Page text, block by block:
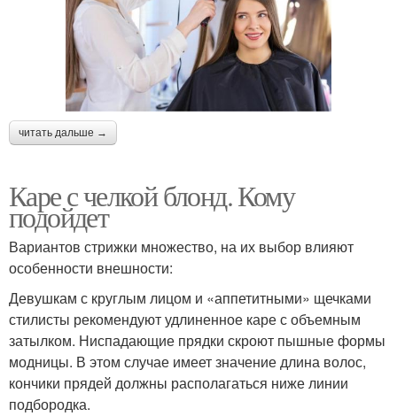
читать дальше →
Каре с челкой блонд. Кому
подойдет
Вариантов стрижки множество, на их выбор влияют
особенности внешности:
Девушкам с круглым лицом и «аппетитными» щечками
стилисты рекомендуют удлиненное каре с объемным
затылком. Ниспадающие прядки скроют пышные формы
модницы. В этом случае имеет значение длина волос,
кончики прядей должны располагаться ниже линии
подбородка.